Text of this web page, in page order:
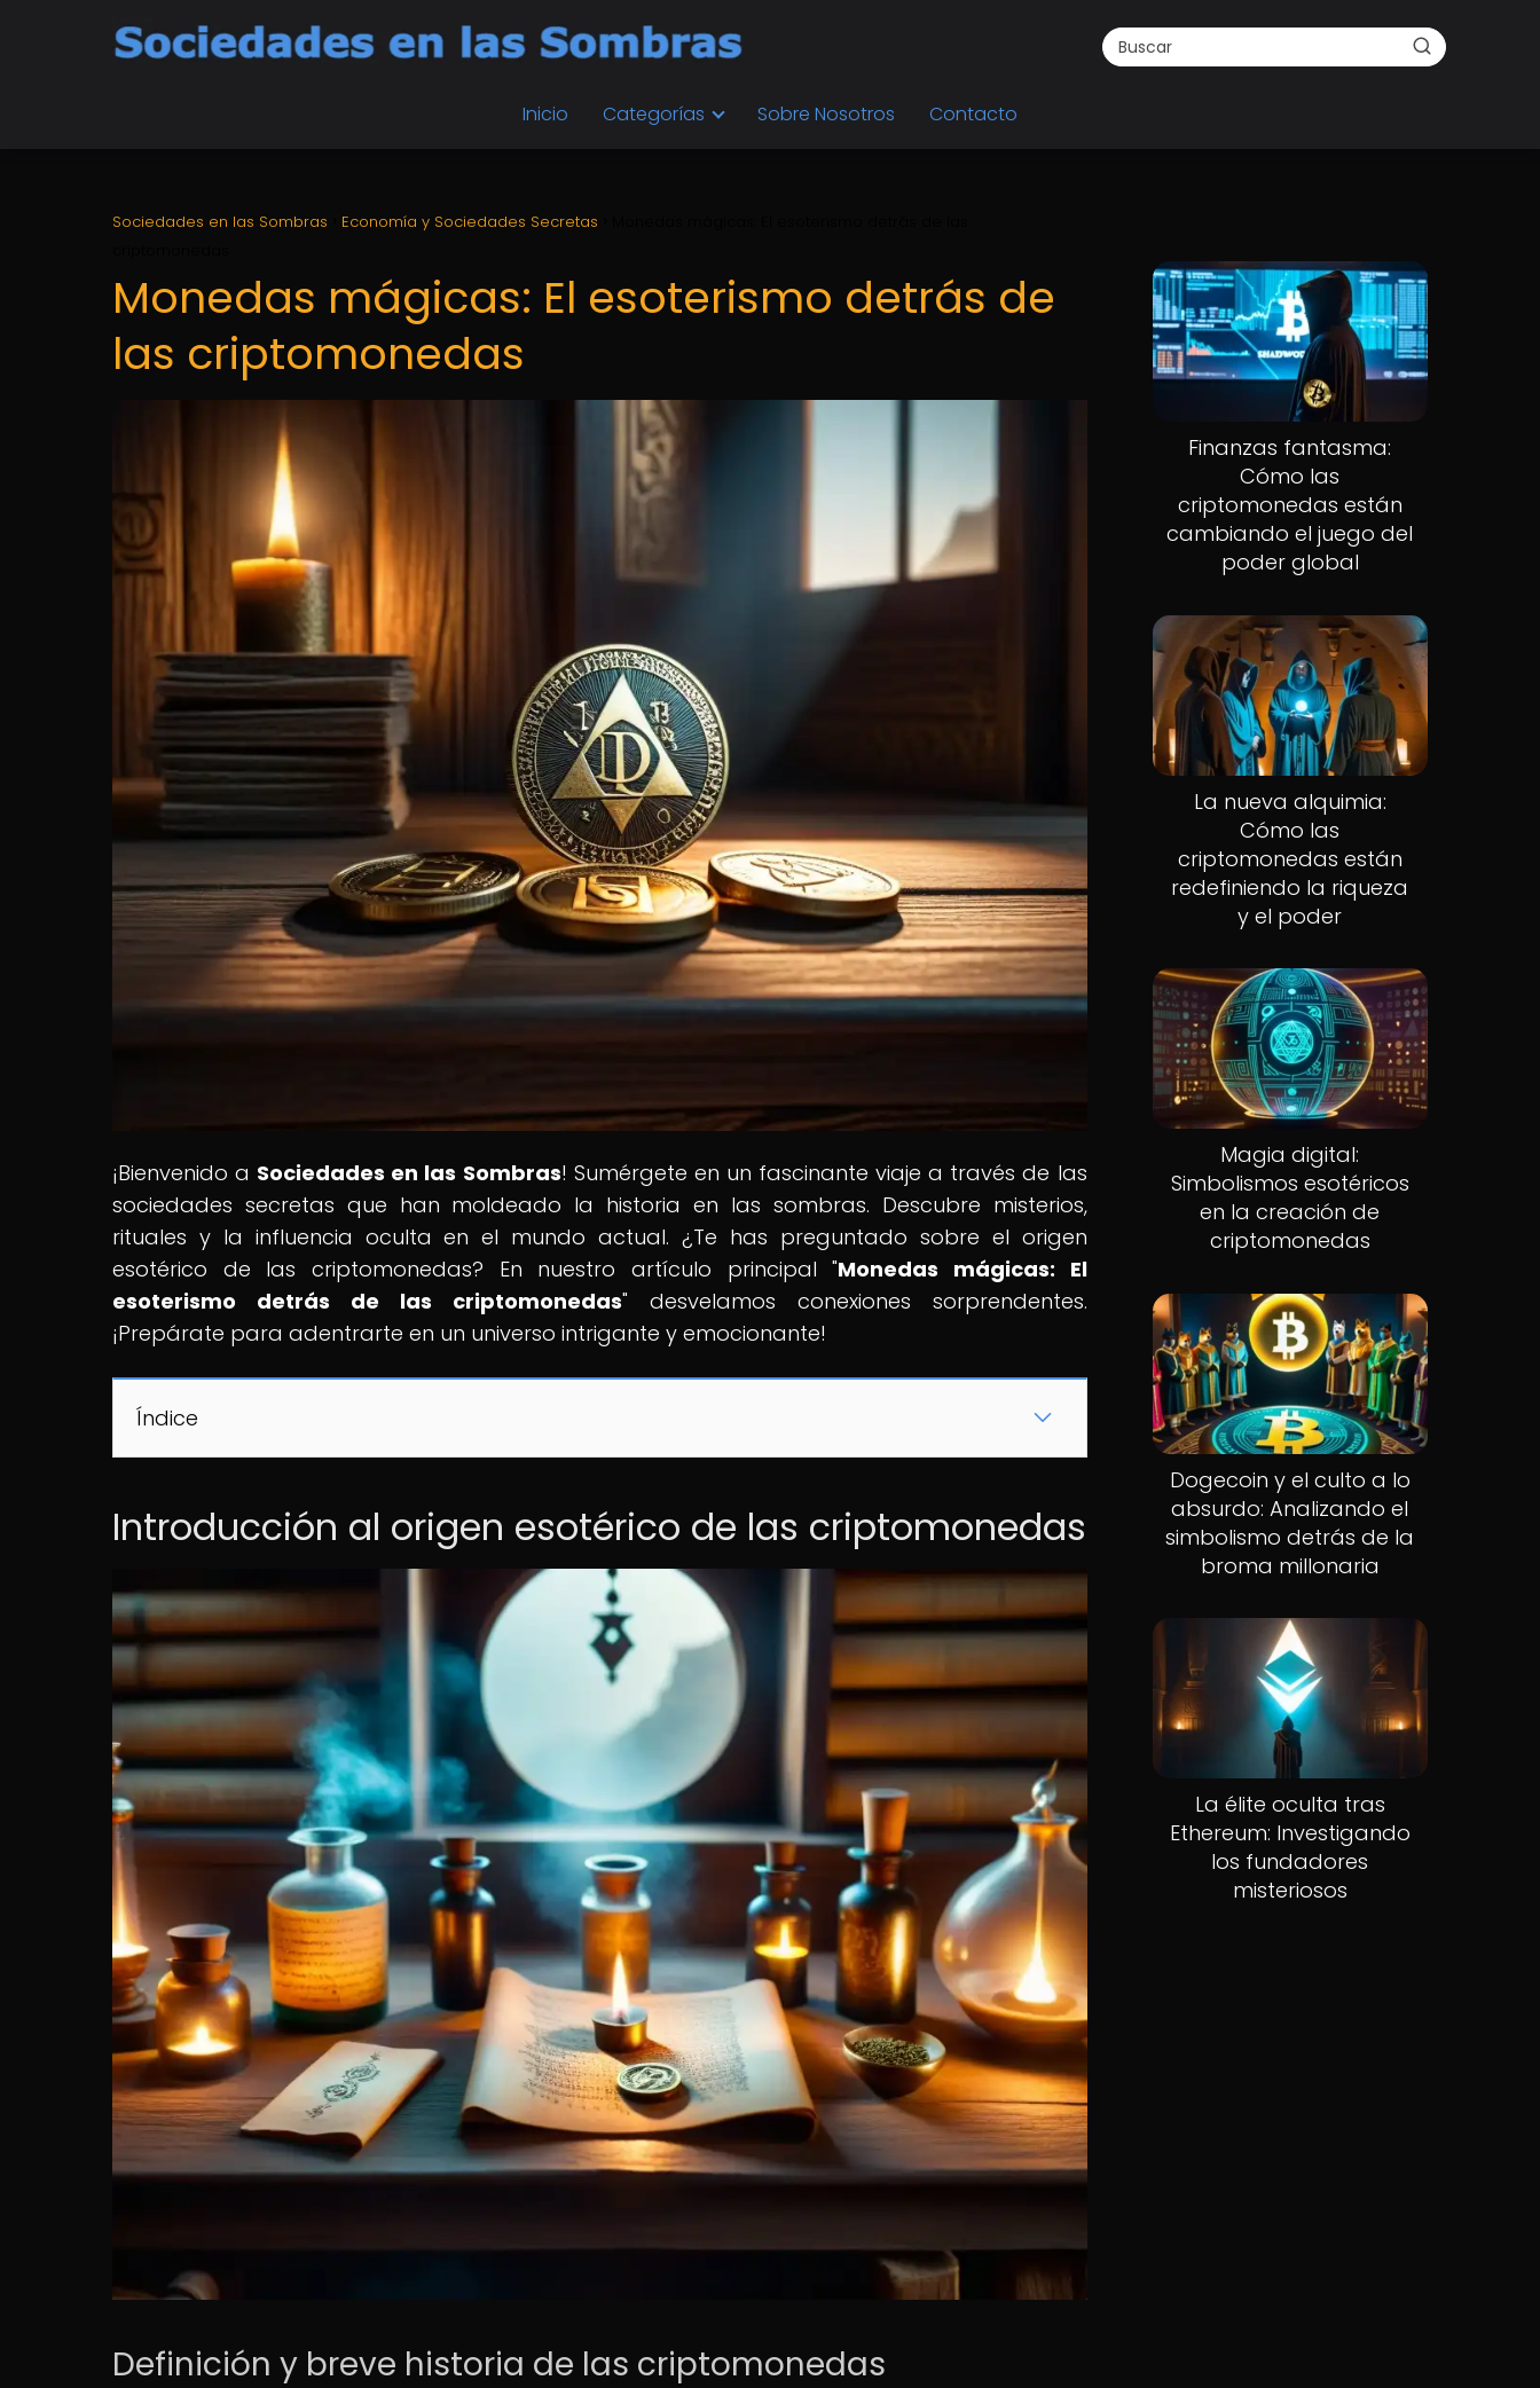
Inicio Categorías Sobre Nosotros Contacto
Sociedades en las Sombras Economía y Sociedades Secretas
Monedas mágicas: El esoterismo detrás de
las criptomonedas
¡Bienvenido a Sociedades en las Sombras! Sumérgete en un fascinante viaje a través de las
sociedades secretas que han moldeado la historia en las sombras. Descubre misterios,
rituales y la influencia oculta en el mundo actual. ¿Te has preguntado sobre el origen
esotérico de las criptomonedas? En nuestro artículo principal "Monedas mágicas: El
esoterismo detrás de las criptomonedas" desvelamos conexiones sorprendentes.
¡Prepárate para adentrarte en un universo intrigante y emocionante!
Índice
Introducción al origen esotérico de las criptomonedas
Definición y breve historia de las criptomonedas
Finanzas fantasma:
Cómo las
criptomonedas están
cambiando el juego del
poder global
La nueva alquimia:
Cómo las
criptomonedas están
redefiniendo la riqueza
y el poder
Magia digital:
Simbolismos esotéricos
en la creación de
criptomonedas
Dogecoin y el culto a lo
absurdo: Analizando el
simbolismo detrás de la
broma millonaria
La élite oculta tras
Ethereum: Investigando
los fundadores
misteriosos